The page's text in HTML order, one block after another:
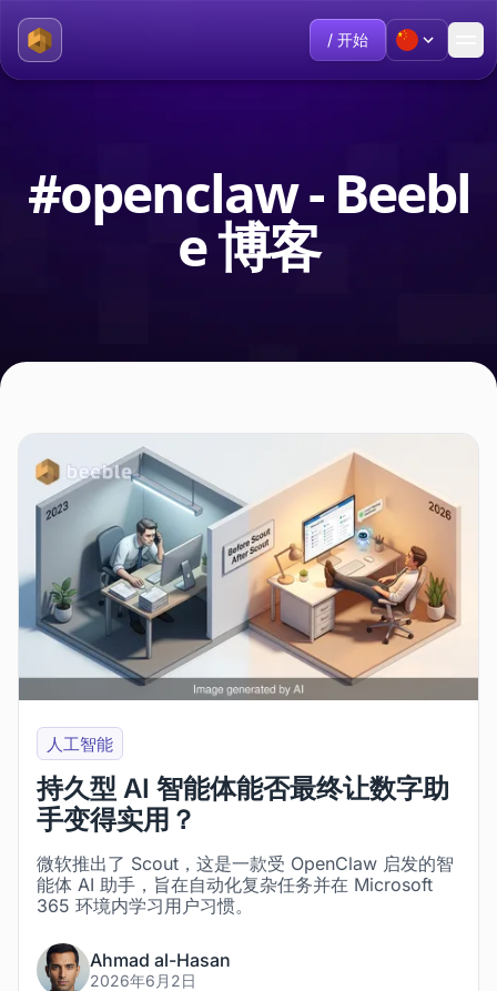
/ 开始
#openclaw - Beebl
e 博客
人工智能
持久型 AI 智能体能否最终让数字助
手变得实用？
微软推出了 Scout，这是一款受 OpenClaw 启发的智
能体 AI 助手，旨在自动化复杂任务并在 Microsoft
365 环境内学习用户习惯。
Ahmad al-Hasan
2026年6月2日